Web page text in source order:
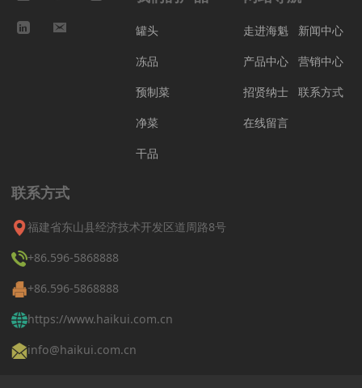
罐头
冻品
预制菜
净菜
干品
走进海魁
新闻中心
产品中心
营销中心
招贤纳士
联系方式
在线留言
联系方式
福建省东山县经济技术开发区道周路8号
+86.596-5868888
+86.596-5868888
https://www.haikui.com.cn
info@haikui.com.cn